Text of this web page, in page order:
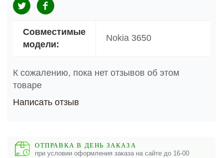
Совместимые
модели:
Nokia 3650
К сожалению, пока нет отзывов об этом
товаре
Написать отзыв
ОТПРАВКА В ДЕНЬ ЗАКАЗА
при условии оформления заказа на сайте до 16-00